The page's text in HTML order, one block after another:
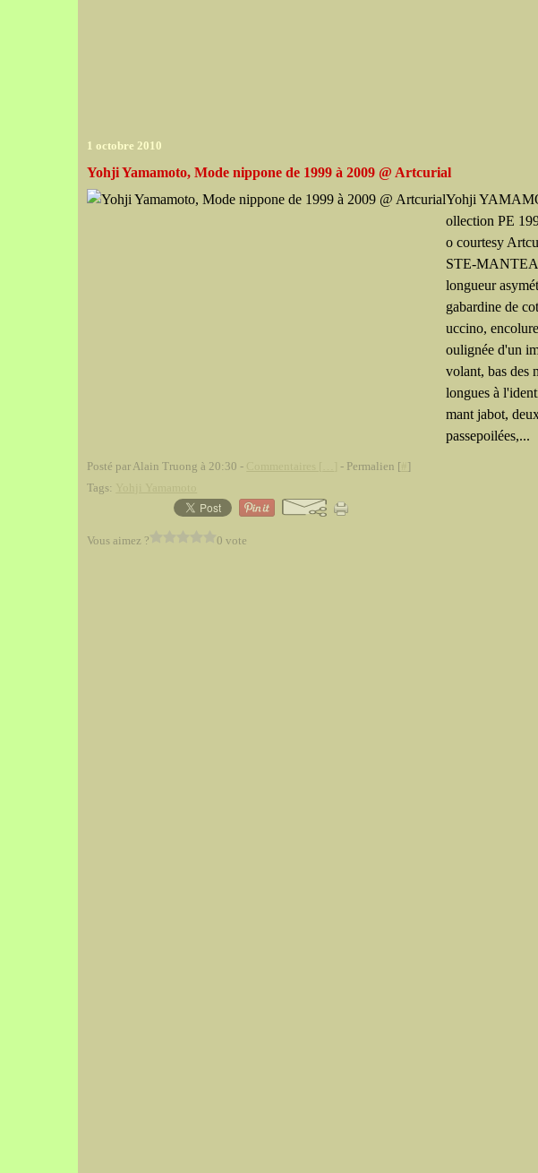
1 octobre 2010
Yohji Yamamoto, Mode nippone de 1999 à 2009 @ Artcurial
Yohji
ollection PE
o courtesy
STE-
longueur
gabardine de
uccino,
oulignée d'un
volant, bas des
longues à
mant jabot,
passepoilées,...
Posté par Alain Truong à 20:30 - - Permalien [ ]
Tags:
Vous aimez ? 0 vote